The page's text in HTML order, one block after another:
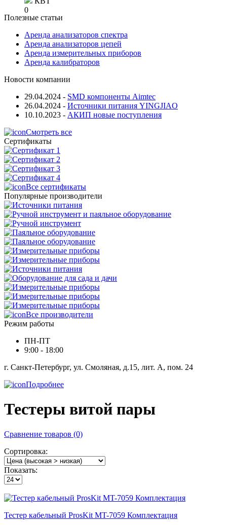
0
Полезные статьи
Аренда анализаторов спектра
Аренда анализаторов цепей
Аренда измерительных приборов
Аренда калибраторов
Новости компании
29.04.2024 - SMD компоненты Aimtec
26.04.2024 - Источники питания YINGJIAO
10.10.2023 - АКИП новые поступления
Смотреть все
Сертификаты
Все сертификаты
Популярные производители
Все производители
Режим работы
ПН-ПТ
9:00 - 18:00
г. Санкт-Петербург, ул. Смоляная, д.15, лит. А, пом. 24
Подробнее
Тестеры витой пары
Сравнение товаров (0)
Сортировка:
Показать:
Тестер кабельный ProsKit MT-7059 Комплектация